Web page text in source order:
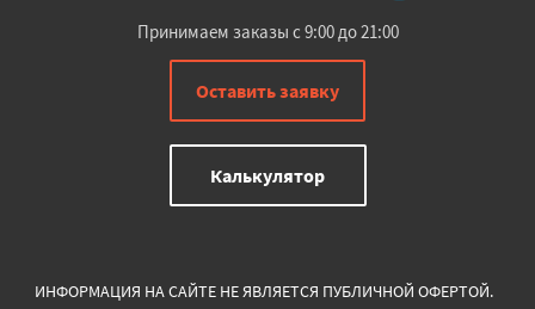
Принимаем заказы с 9:00 до 21:00
Оставить заявку
Калькулятор
ИНФОРМАЦИЯ НА САЙТЕ НЕ ЯВЛЯЕТСЯ ПУБЛИЧНОЙ ОФЕРТОЙ.